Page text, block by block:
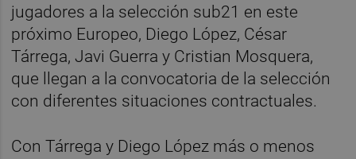
jugadores a la selección sub21 en este
próximo Europeo, Diego López, César
Tárrega, Javi Guerra y Cristian Mosquera,
que llegan a la convocatoria de la selección
con diferentes situaciones contractuales.
Con Tárrega y Diego López más o menos